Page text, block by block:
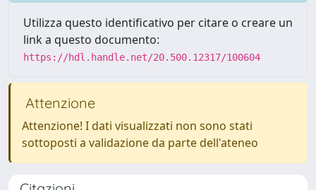
Utilizza questo identificativo per citare o creare un
link a questo documento:
https://hdl.handle.net/20.500.12317/100604
Attenzione
Attenzione! I dati visualizzati non sono stati
sottoposti a validazione da parte dell'ateneo